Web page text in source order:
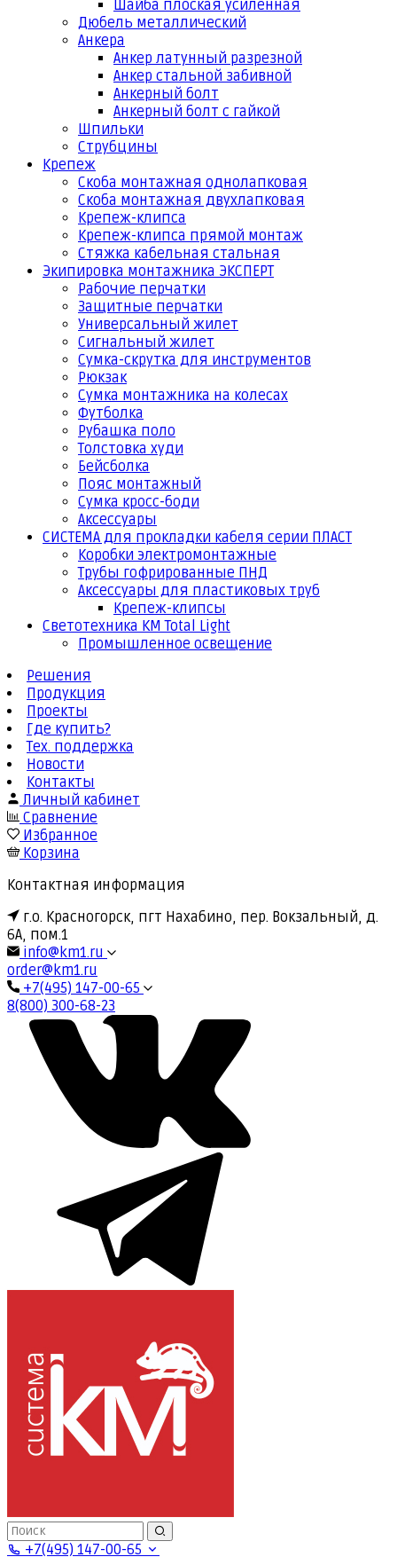
Шайба плоская усиленная
Дюбель металлический
Анкера
Анкер латунный разрезной
Анкер стальной забивной
Анкерный болт
Анкерный болт с гайкой
Шпильки
Струбцины
Крепеж
Скоба монтажная однолапковая
Скоба монтажная двухлапковая
Крепеж-клипса
Крепеж-клипса прямой монтаж
Стяжка кабельная стальная
Экипировка монтажника ЭКСПЕРТ
Рабочие перчатки
Защитные перчатки
Универсальный жилет
Сигнальный жилет
Сумка-скрутка для инструментов
Рюкзак
Сумка монтажника на колесах
Футболка
Рубашка поло
Толстовка худи
Бейсболка
Пояс монтажный
Сумка кросс-боди
Аксессуары
СИСТЕМА для прокладки кабеля серии ПЛАСТ
Коробки электромонтажные
Трубы гофрированные ПНД
Аксессуары для пластиковых труб
Крепеж-клипсы
Светотехника КМ Total Light
Промышленное освещение
Решения
Продукция
Проекты
Где купить?
Тех. поддержка
Новости
Контакты
Личный кабинет
Сравнение
Избранное
Корзина
Контактная информация
г.о. Красногорск, пгт Нахабино, пер. Вокзальный, д.
6А, пом.1
info@km1.ru
order@km1.ru
+7(495) 147-00-65
8(800) 300-68-23
+7(495) 147-00-65